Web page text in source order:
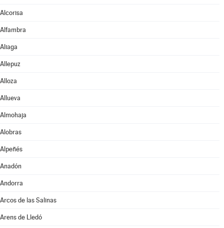
Alcorisa
Alfambra
Aliaga
Allepuz
Alloza
Allueva
Almohaja
Alobras
Alpeñés
Anadón
Andorra
Arcos de las Salinas
Arens de Lledó